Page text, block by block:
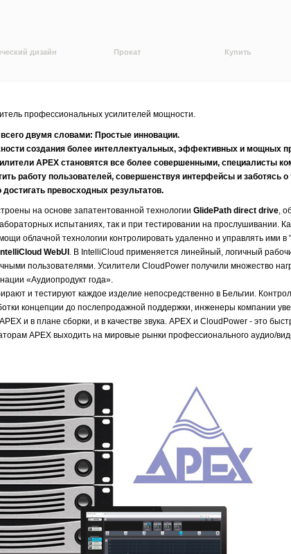
дизайн Прокат Купить
профессиональных усилителей мощности.
двумя словами: Простые инновации.
создания более интеллектуальных, эффективных и мощных
APEX становятся все более совершенными, специалисты
работу пользователей, совершенствуя интерфейсы и заботясь
превосходных результатов.
на основе запатентованной технологии GlidePath direct drive,
испытаниях, так и при тестировании на прослушивании.
облачной технологии контролировать удаленно и управлять ими в
IntelliCloud WebUI . В IntelliCloud применяется линейный, логичный
пользователями. Усилители CloudPower получили множество
«Аудиопродукт года».
и тестируют каждое изделие непосредственно в Бельгии.
концепции до послепродажной поддержки, инженеры компании
и в плане сборки, и в качестве звука. APEX и CloudPower - это
APEX выходить на мировые рынки профессионального аудио/